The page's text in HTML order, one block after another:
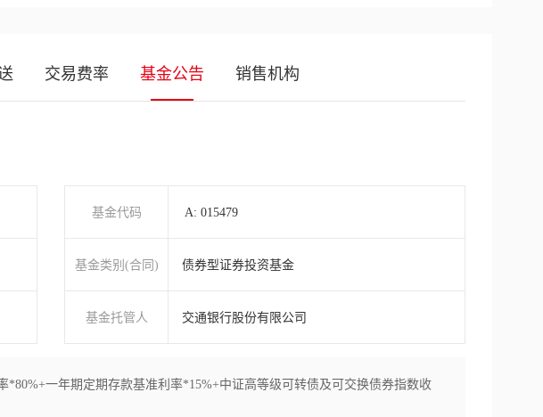
交易费率 基金公告 销售机构
基金代码 A: 015479
基金类别(合同) 债券型证券投资基金
基金托管人 交通银行股份有限公司
*80%+一年期定期存款基准利率*15%+中证高等级可转债及可交换债券指数收